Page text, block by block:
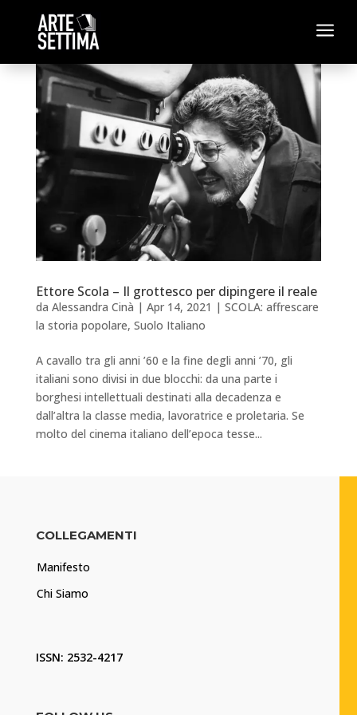
a
Ettore Scola – Il grottesco per dipingere il reale
da Alessandra Cinà | Apr 14, 2021 | SCOLA: affrescare
la storia popolare, Suolo Italiano
A cavallo tra gli anni ’60 e la fine degli anni ’70, gli
italiani sono divisi in due blocchi: da una parte i
borghesi intellettuali destinati alla decadenza e
dall’altra la classe media, lavoratrice e proletaria. Se
molto del cinema italiano dell’epoca tesse...
COLLEGAMENTI
Manifesto
Chi Siamo
ISSN: 2532-4217